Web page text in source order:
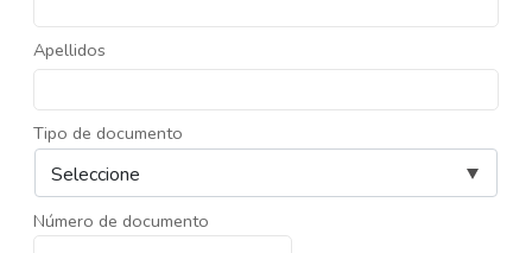
Apellidos
Tipo de documento
Número de documento